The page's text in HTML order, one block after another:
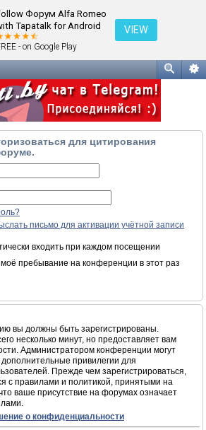
Форум Alfa Romeo
Tapatalk for Android
- on Google Play
VIEW
для цитирования
письмо для активации учётной записи
входить при каждом посещении
пребывание на конференции в этот раз
вы должны быть зарегистрированы.
несколько минут, но предоставляет вам
Администратором конференции могут
привилегии для
Прежде чем зарегистрироваться,
с правилами и политикой, принятыми на
ваше присутствие на форумах означает
о конфиденциальности